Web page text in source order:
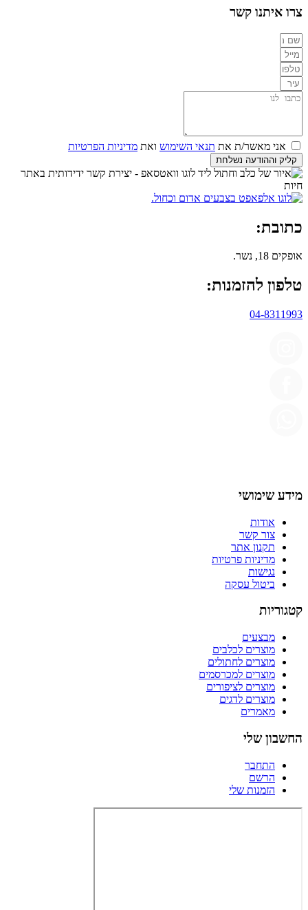
צרו איתנו קשר
אני מאשר/ת את תנאי השימוש ואת מדיניות הפרטיות
קליק וההודעה נשלחת
כתובת:
אופקים 18, נשר.
טלפון להזמנות:
04-8311993
מידע שימושי
אודות
צור קשר
תקנון אתר
מדיניות פרטיות
נגישות
ביטול עסקה
קטגוריות
מבצעים
מוצרים לכלבים
מוצרים לחתולים
מוצרים למכרסמים
מוצרים לציפורים
מוצרים לדגים
מאמרים
החשבון שלי
התחבר
הרשם
הזמנות שלי